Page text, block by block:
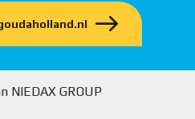
NIEDAX GROUP